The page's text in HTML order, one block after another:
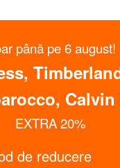
reducere
până pe 6 august!
EXTRA 20%
de reducere